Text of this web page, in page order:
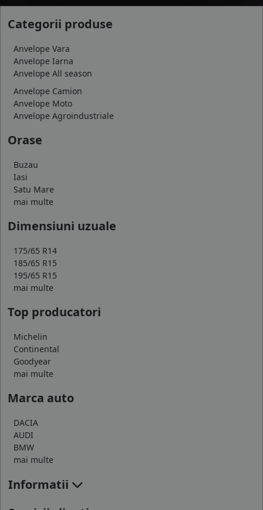
Categorii produse
Anvelope Vara
Anvelope Iarna
Anvelope All season
Anvelope Camion
Anvelope Moto
Anvelope Agroindustriale
Orase
Buzau
Iasi
Satu Mare
mai multe
Dimensiuni uzuale
175/65 R14
185/65 R15
195/65 R15
mai multe
Top producatori
Michelin
Continental
Goodyear
mai multe
Marca auto
DACIA
AUDI
BMW
mai multe
Informatii